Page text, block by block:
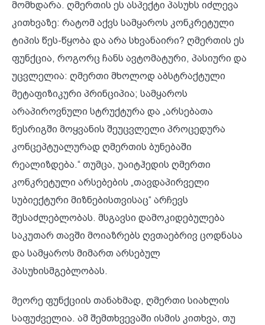
მომხდარა. ღმერთის ეს ასპექტი პასუხს იძლევა
კითხვაზე: რატომ აქვს სამყაროს კონკრეტული
ტიპის წეს-წყობა და არა სხვანაირი? ღმერთის ეს
ფუნქცია, როგორც ჩანს ავტომატური, პასიური და
უცვლელია: ღმერთი მხოლოდ აბსტრაქტული
მეტაფიზიკური პრინციპია; სამყაროს
არაპიროვნული სტრუქტურა და „არსებათა
წესრიგში მოყვანის შეუცვლელი პროცედურა
კონცეპტუალურად ღმერთის ბუნებაში
რეალიზდება.“ თუმცა, უაიტჰედის ღმერთი
კონკრეტული არსებების „თავდაპირველი
სუბიექტური მიზნებისთვისაც“ არჩევს
შესაძლებლობას. მსგავსი დამოკიდებულება
საკუთარ თავში მოიაზრებს ღვთაებრივ ცოდნასა
და სამყაროს მიმართ არსებულ
პასუხისმგებლობას.
მეორე ფუნქციის თანახმად, ღმერთი სიახლის
საფუძველია. ამ შემთხვევაში ისმის კითხვა, თუ